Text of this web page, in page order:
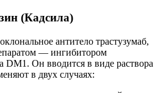
(Кадсила)
антитело трастузумаб,
— ингибитором
DM1. Он вводится в виде раствора
в двух случаях: